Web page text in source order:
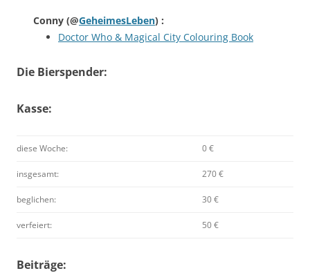
Conny (@GeheimesLeben) :
Doctor Who & Magical City Colouring Book
Die Bierspender:
Kasse:
diese Woche: 0 €
insgesamt: 270 €
beglichen: 30 €
verfeiert: 50 €
Beiträge: